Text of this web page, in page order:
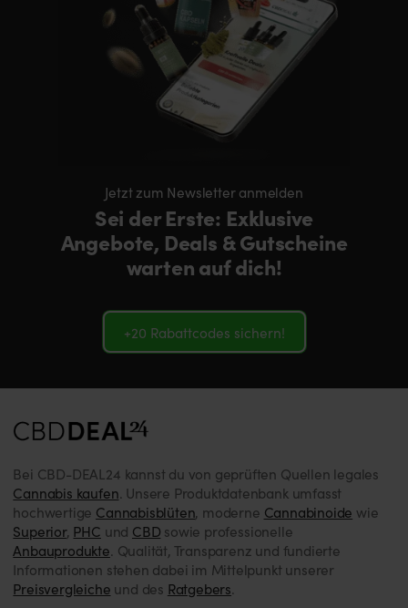
Jetzt zum Newsletter anmelden
Sei der Erste: Exklusive
Angebote, Deals & Gutscheine
warten auf dich!
+20 Rabattcodes sichern!
Bei CBD-DEAL24 kannst du von geprüften Quellen legales
Cannabis kaufen. Unsere Produktdatenbank umfasst
hochwertige Cannabisblüten, moderne Cannabinoide wie
Superior, PHC und CBD sowie professionelle
Anbauprodukte. Qualität, Transparenz und fundierte
Informationen stehen dabei im Mittelpunkt unserer
Preisvergleiche und des Ratgebers.